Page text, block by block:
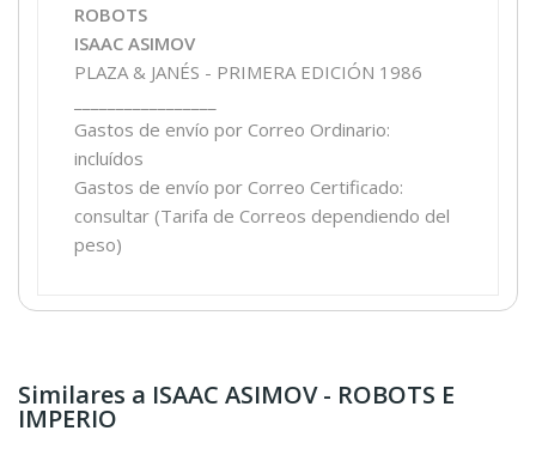
ROBOTS
ISAAC ASIMOV
PLAZA & JANÉS - PRIMERA EDICIÓN 1986
Gastos de envío por Correo Ordinario:
incluídos
Gastos de envío por Correo Certificado:
consultar (Tarifa de Correos dependiendo del
peso)
Similares a ISAAC ASIMOV - ROBOTS E
IMPERIO